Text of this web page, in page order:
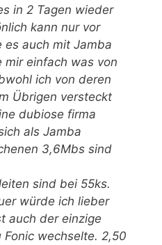
in 2 Tagen wieder
kann nur vor
es auch mit Jamba
mir einfach was von
ich von deren
Übrigen versteckt
dubiose firma
als Jamba
3,6Mbs sind
sind bei 55ks.
würde ich lieber
auch der einzige
wechselte. 2,50